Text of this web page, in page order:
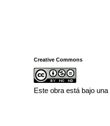
Creative Commons
Este obra está bajo una